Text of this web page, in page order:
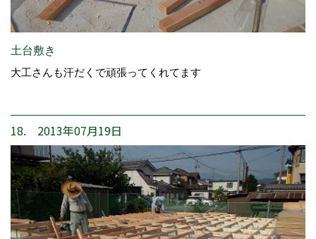
土台敷き
大工さんも汗だくで頑張ってくれてます
18. 2013年07月19日